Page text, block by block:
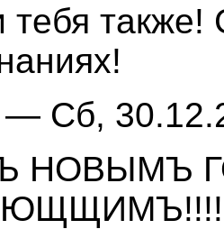
тебя
Сб,
НОВЫМЪ